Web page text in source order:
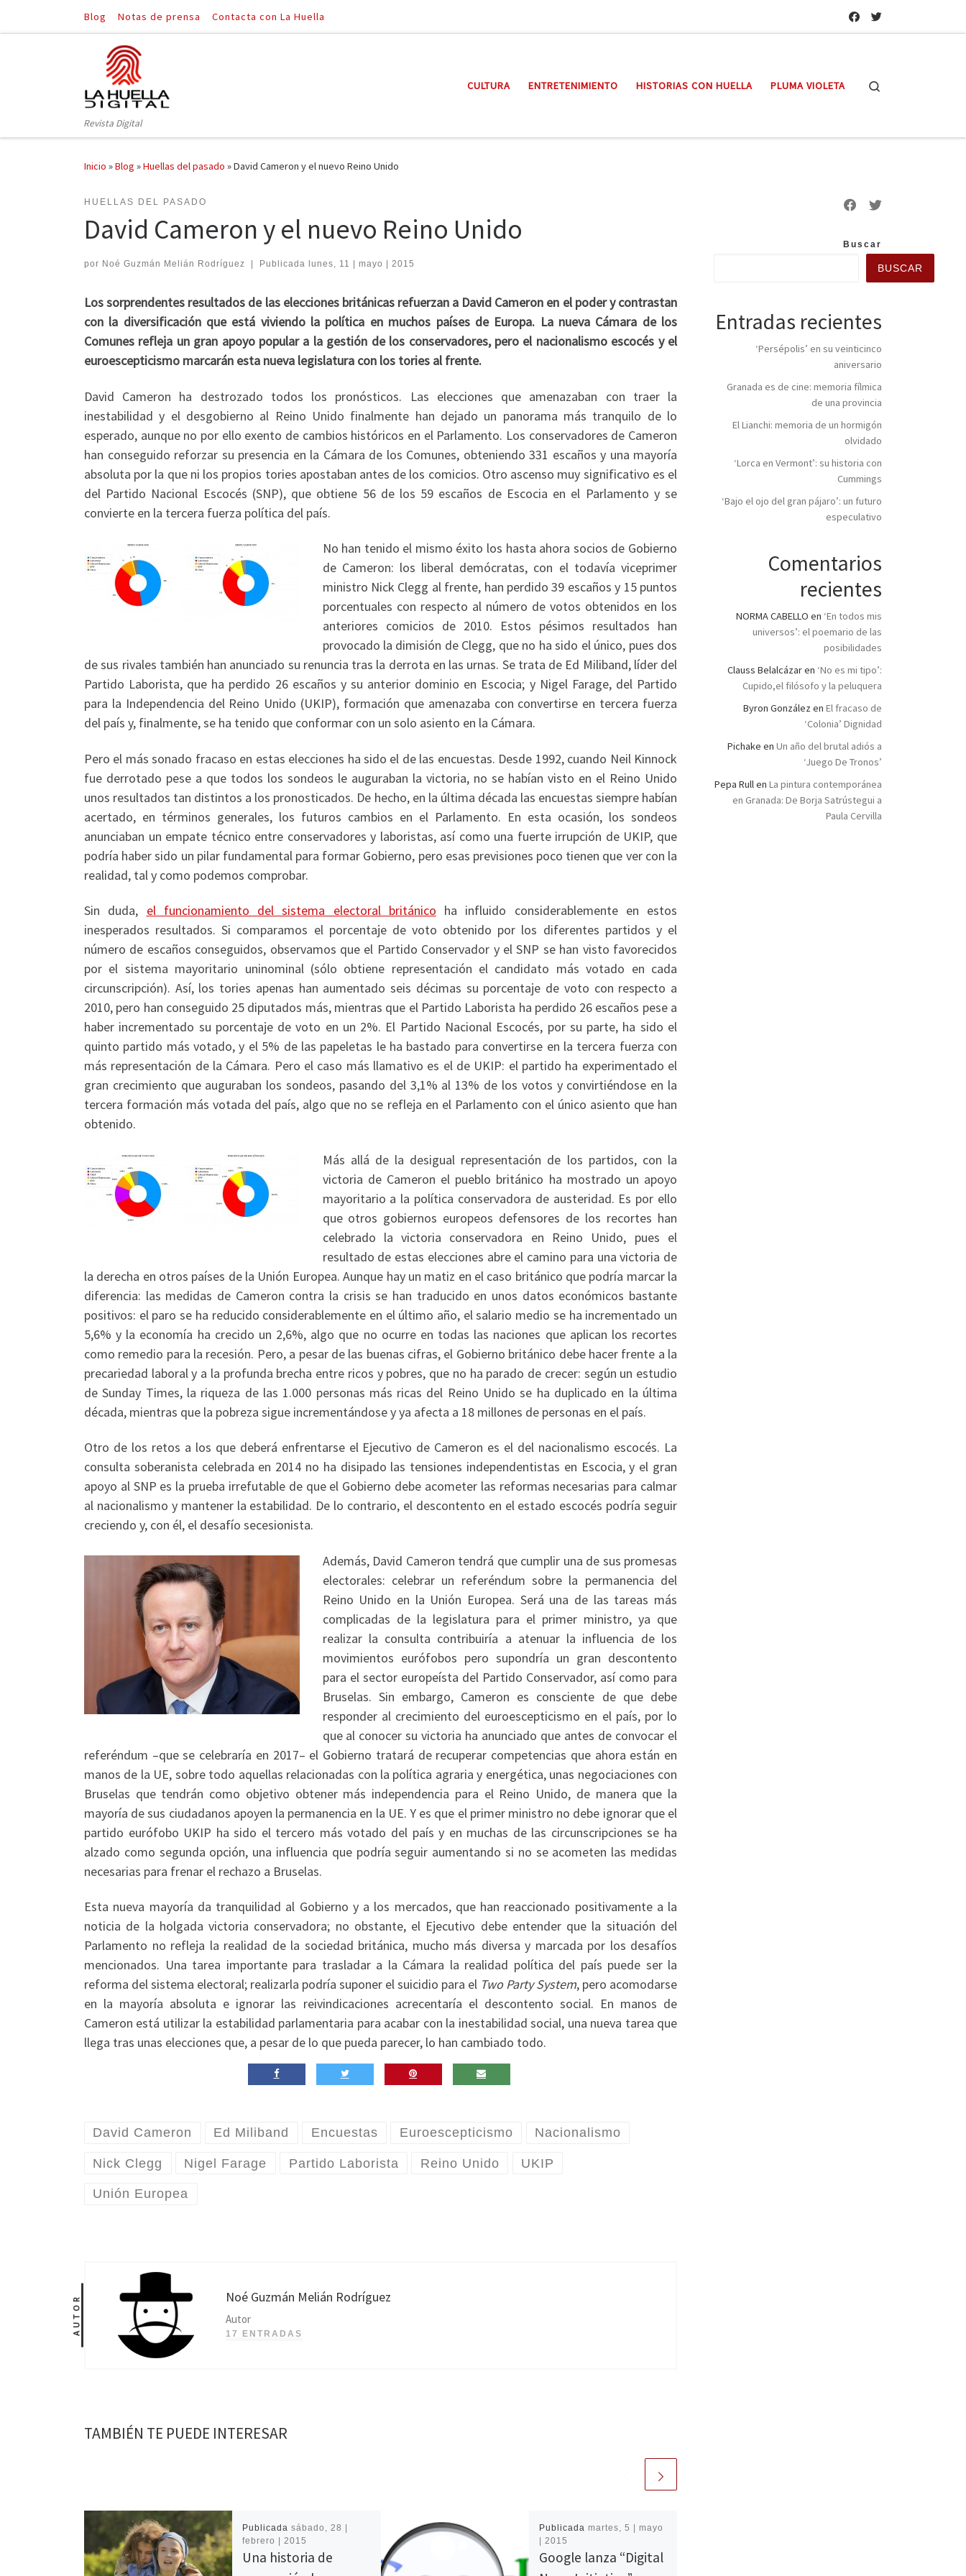
Saltar al contenido
Blog Notas de prensa Contacta con La Huella
Revista Digital
CULTURA ENTRETENIMIENTO HISTORIAS CON HUELLA PLUMA VIOLETA
Inicio »Blog »Huellas del pasado »David Cameron y el nuevo Reino Unido
HUELLAS DEL PASADO
David Cameron y el nuevo Reino Unido
por Noé Guzmán Melián Rodríguez Publicada lunes, 11 | mayo | 2015
Los sorprendentes resultados de las elecciones británicas refuerzan a David Cameron en el poder y contrastan
con la diversificación que está viviendo la política en muchos países de Europa. La nueva Cámara de los
Comunes refleja un gran apoyo popular a la gestión de los conservadores, pero el nacionalismo escocés y el
euroescepticismo marcarán esta nueva legislatura con los tories al frente.
David Cameron ha destrozado todos los pronósticos. Las elecciones que amenazaban con traer la
inestabilidad y el desgobierno al Reino Unido finalmente han dejado un panorama más tranquilo de lo
esperado, aunque no por ello exento de cambios históricos en el Parlamento. Los conservadores de Cameron
han conseguido reforzar su presencia en la Cámara de los Comunes, obteniendo 331 escaños y una mayoría
absoluta por la que ni los propios tories apostaban antes de los comicios. Otro ascenso muy significativo es el
del Partido Nacional Escocés (SNP), que obtiene 56 de los 59 escaños de Escocia en el Parlamento y se
convierte en la tercera fuerza política del país.
No han tenido el mismo éxito los hasta ahora socios de Gobierno
de Cameron: los liberal demócratas, con el todavía viceprimer
ministro Nick Clegg al frente, han perdido 39 escaños y 15 puntos
porcentuales con respecto al número de votos obtenidos en los
anteriores comicios de 2010. Estos pésimos resultados han
provocado la dimisión de Clegg, que no ha sido el único, pues dos
de sus rivales también han anunciado su renuncia tras la derrota en las urnas. Se trata de Ed Miliband, líder del
Partido Laborista, que ha perdido 26 escaños y su anterior dominio en Escocia; y Nigel Farage, del Partido
para la Independencia del Reino Unido (UKIP), formación que amenazaba con convertirse en tercera fuerza
del país y, finalmente, se ha tenido que conformar con un solo asiento en la Cámara.
Pero el más sonado fracaso en estas elecciones ha sido el de las encuestas. Desde 1992, cuando Neil Kinnock
fue derrotado pese a que todos los sondeos le auguraban la victoria, no se habían visto en el Reino Unido
unos resultados tan distintos a los pronosticados. De hecho, en la última década las encuestas siempre habían
acertado, en términos generales, los futuros cambios en el Parlamento. En esta ocasión, los sondeos
anunciaban un empate técnico entre conservadores y laboristas, así como una fuerte irrupción de UKIP, que
podría haber sido un pilar fundamental para formar Gobierno, pero esas previsiones poco tienen que ver con la
realidad, tal y como podemos comprobar.
Sin duda, el funcionamiento del sistema electoral británico ha influido considerablemente en estos
inesperados resultados. Si comparamos el porcentaje de voto obtenido por los diferentes partidos y el
número de escaños conseguidos, observamos que el Partido Conservador y el SNP se han visto favorecidos
por el sistema mayoritario uninominal (sólo obtiene representación el candidato más votado en cada
circunscripción). Así, los tories apenas han aumentado seis décimas su porcentaje de voto con respecto a
2010, pero han conseguido 25 diputados más, mientras que el Partido Laborista ha perdido 26 escaños pese a
haber incrementado su porcentaje de voto en un 2%. El Partido Nacional Escocés, por su parte, ha sido el
quinto partido más votado, y el 5% de las papeletas le ha bastado para convertirse en la tercera fuerza con
más representación de la Cámara. Pero el caso más llamativo es el de UKIP: el partido ha experimentado el
gran crecimiento que auguraban los sondeos, pasando del 3,1% al 13% de los votos y convirtiéndose en la
tercera formación más votada del país, algo que no se refleja en el Parlamento con el único asiento que han
obtenido.
Más allá de la desigual representación de los partidos, con la
victoria de Cameron el pueblo británico ha mostrado un apoyo
mayoritario a la política conservadora de austeridad. Es por ello
que otros gobiernos europeos defensores de los recortes han
celebrado la victoria conservadora en Reino Unido, pues el
resultado de estas elecciones abre el camino para una victoria de
la derecha en otros países de la Unión Europea. Aunque hay un matiz en el caso británico que podría marcar la
diferencia: las medidas de Cameron contra la crisis se han traducido en unos datos económicos bastante
positivos: el paro se ha reducido considerablemente en el último año, el salario medio se ha incrementado un
5,6% y la economía ha crecido un 2,6%, algo que no ocurre en todas las naciones que aplican los recortes
como remedio para la recesión. Pero, a pesar de las buenas cifras, el Gobierno británico debe hacer frente a la
precariedad laboral y a la profunda brecha entre ricos y pobres, que no ha parado de crecer: según un estudio
de Sunday Times, la riqueza de las 1.000 personas más ricas del Reino Unido se ha duplicado en la última
década, mientras que la pobreza sigue incrementándose y ya afecta a 18 millones de personas en el país.
Otro de los retos a los que deberá enfrentarse el Ejecutivo de Cameron es el del nacionalismo escocés. La
consulta soberanista celebrada en 2014 no ha disipado las tensiones independentistas en Escocia, y el gran
apoyo al SNP es la prueba irrefutable de que el Gobierno debe acometer las reformas necesarias para calmar
al nacionalismo y mantener la estabilidad. De lo contrario, el descontento en el estado escocés podría seguir
creciendo y, con él, el desafío secesionista.
Además, David Cameron tendrá que cumplir una de sus promesas
electorales: celebrar un referéndum sobre la permanencia del
Reino Unido en la Unión Europea. Será una de las tareas más
complicadas de la legislatura para el primer ministro, ya que
realizar la consulta contribuiría a atenuar la influencia de los
movimientos eurófobos pero supondría un gran descontento
para el sector europeísta del Partido Conservador, así como para
Bruselas. Sin embargo, Cameron es consciente de que debe
responder al crecimiento del euroescepticismo en el país, por lo
que al conocer su victoria ha anunciado que antes de convocar el
referéndum –que se celebraría en 2017– el Gobierno tratará de recuperar competencias que ahora están en
manos de la UE, sobre todo aquellas relacionadas con la política agraria y energética, unas negociaciones con
Bruselas que tendrán como objetivo obtener más independencia para el Reino Unido, de manera que la
mayoría de sus ciudadanos apoyen la permanencia en la UE. Y es que el primer ministro no debe ignorar que el
partido eurófobo UKIP ha sido el tercero más votado del país y en muchas de las circunscripciones se ha
alzado como segunda opción, una influencia que podría seguir aumentando si no se acometen las medidas
necesarias para frenar el rechazo a Bruselas.
Esta nueva mayoría da tranquilidad al Gobierno y a los mercados, que han reaccionado positivamente a la
noticia de la holgada victoria conservadora; no obstante, el Ejecutivo debe entender que la situación del
Parlamento no refleja la realidad de la sociedad británica, mucho más diversa y marcada por los desafíos
mencionados. Una tarea importante para trasladar a la Cámara la realidad política del país puede ser la
reforma del sistema electoral; realizarla podría suponer el suicidio para el Two Party System, pero acomodarse
en la mayoría absoluta e ignorar las reivindicaciones acrecentaría el descontento social. En manos de
Cameron está utilizar la estabilidad parlamentaria para acabar con la inestabilidad social, una nueva tarea que
llega tras unas elecciones que, a pesar de lo que pueda parecer, lo han cambiado todo.
David Cameron Ed Miliband Encuestas Euroescepticismo Nacionalismo
Nick Clegg Nigel Farage Partido Laborista Reino Unido UKIP
Unión Europea
AUTOR Noé Guzmán Melián Rodríguez
Autor
17 ENTRADAS
TAMBIÉN TE PUEDE INTERESAR
Publicadasábado, 28 |
febrero | 2015
Una historia de
Publicada martes, 5 | mayo
| 2015
Google lanza “Digital
Buscar
BUSCAR
Entradas recientes
‘Persépolis’ en su veinticinco
aniversario
Granada es de cine: memoria fílmica
de una provincia
El Lianchi: memoria de un hormigón
olvidado
‘Lorca en Vermont’: su historia con
Cummings
‘Bajo el ojo del gran pájaro’: un futuro
especulativo
Comentarios
recientes
NORMA CABELLO en ‘En todos mis
universos’: el poemario de las
posibilidades
Clauss Belalcázaren ‘No es mi tipo’:
Cupido,el filósofo y la peluquera
Byron González en El fracaso de
‘Colonia’ Dignidad
Pichake en Un año del brutal adiós a
‘Juego De Tronos’
Pepa Rullen La pintura contemporánea
en Granada: De Borja Satrústegui a
Paula Cervilla